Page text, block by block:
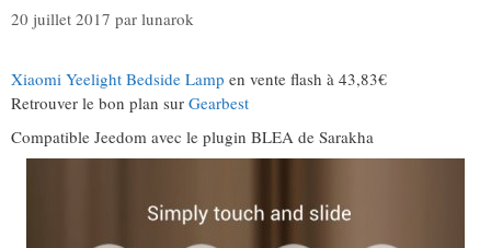
20 juillet 2017 par lunarok
Xiaomi Yeelight Bedside Lamp en vente flash à 43,83€
Retrouver le bon plan sur Gearbest
Compatible Jeedom avec le plugin BLEA de Sarakha